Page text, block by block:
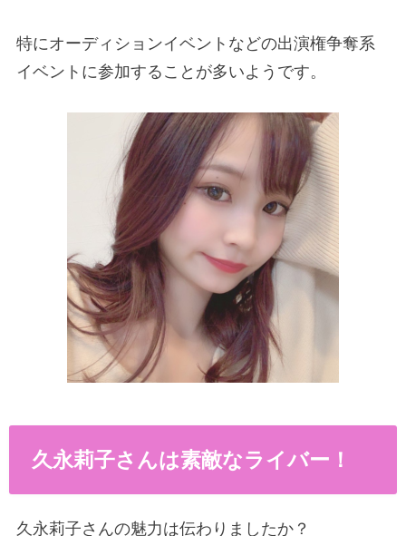
特にオーディションイベントなどの出演権争奪系
イベントに参加することが多いようです。
久永莉子さんは素敵なライバー！
久永莉子さんの魅力は伝わりましたか？